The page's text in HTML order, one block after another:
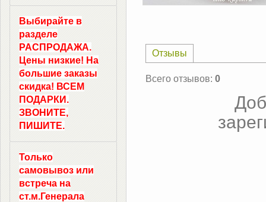
Отзывы
Всего отзывов: 0
Выбирайте в
разделе
РАСПРОДАЖА.
Цены низкие! На
большие заказы
скидка! ВСЕМ
ПОДАРКИ.
ЗВОНИТЕ,
ПИШИТЕ.
Только
самовывоз или
встреча на
ст.м.Генерала